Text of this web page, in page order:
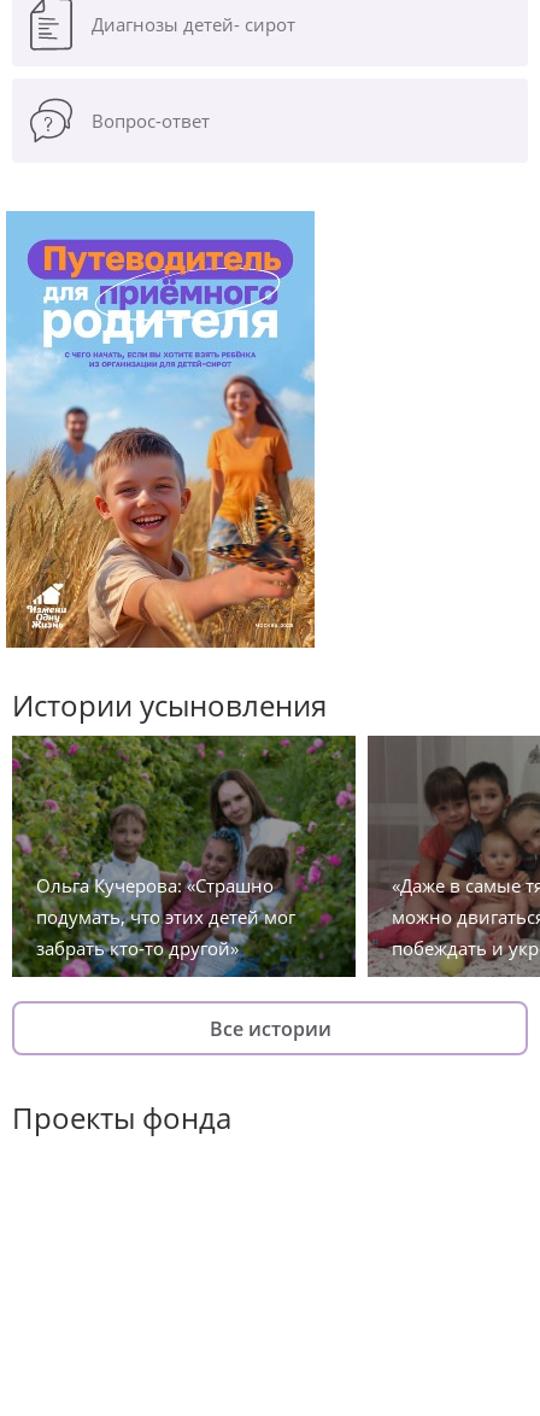
Диагнозы детей- сирот
Вопрос-ответ
Истории усыновления
Ольга Кучерова: «Страшно
подумать, что этих детей мог
забрать кто-то другой»
«Даже в самые
можно
побеждать и
Все истории
Проекты фонда